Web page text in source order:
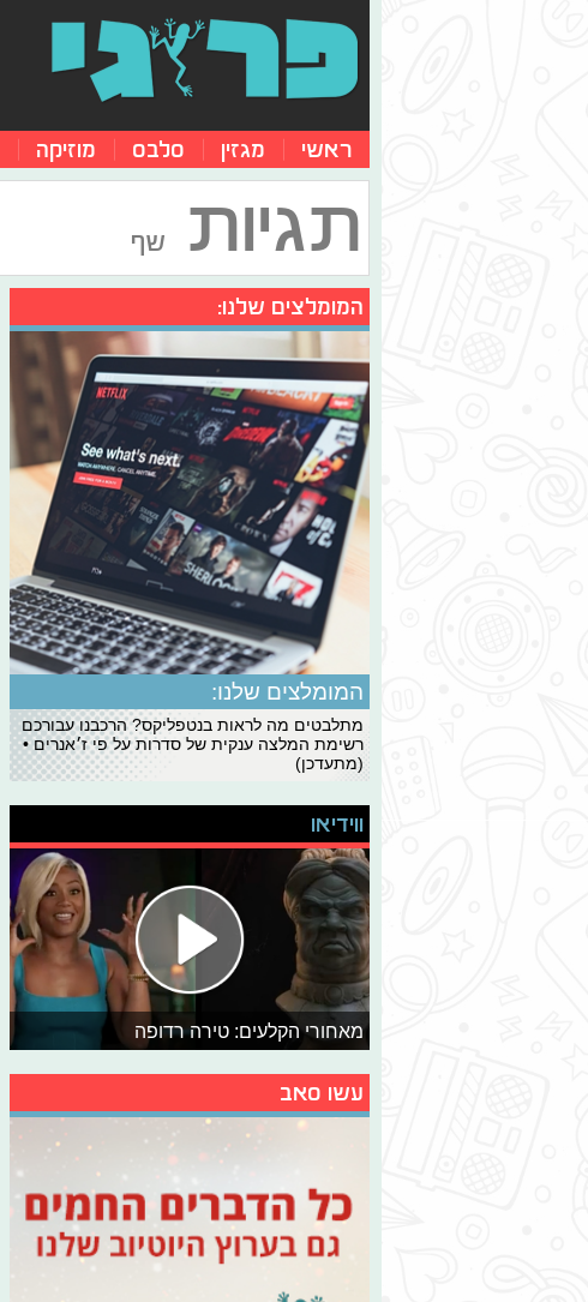
ראשי מגזין סלבס מוזיקה
תגיות שף
המומלצים שלנו:
המומלצים שלנו:
מתלבטים מה לראות בנטפליקס? הרכבנו עבורכם
רשימת המלצה ענקית של סדרות על פי ז׳אנרים •
(מתעדכן)
ווידיאו
מאחורי הקלעים: טירה רדופה
עשו סאב